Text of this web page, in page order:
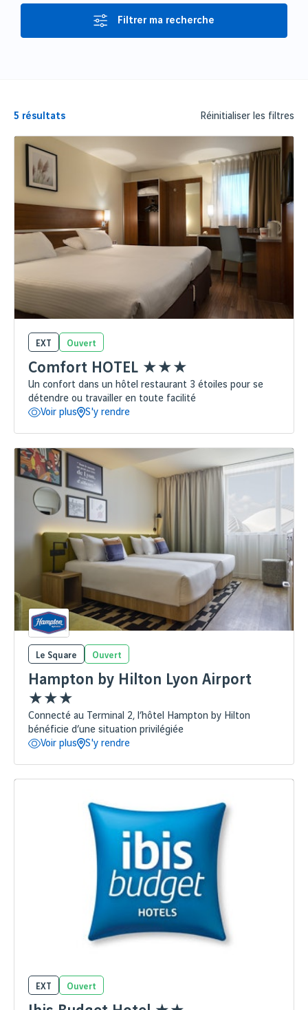
Filtrer ma recherche
5 résultats Réinitialiser les filtres
EXT Ouvert
Comfort HOTEL ★★★
Un confort dans un hôtel restaurant 3 étoiles pour se
détendre ou travailler en toute facilité
Voir plus
S'y rendre
Le Square Ouvert
Hampton by Hilton Lyon Airport
★★★
Connecté au Terminal 2, l’hôtel Hampton by Hilton
bénéficie d’une situation privilégiée
Voir plus
S'y rendre
EXT Ouvert